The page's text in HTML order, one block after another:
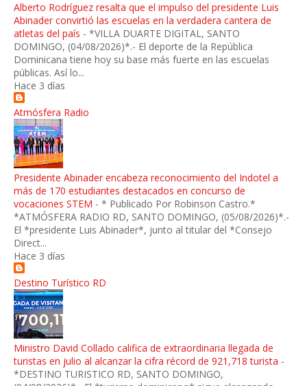
Alberto Rodríguez resalta que el impulso del presidente Luis
Abinader convirtió las escuelas en la verdadera cantera de
atletas del país - *VILLA DUARTE DIGITAL, SANTO
DOMINGO, (04/08/2026)*.- El deporte de la República
Dominicana tiene hoy su base más fuerte en las escuelas
públicas. Así lo...
Hace 3 días
Atmósfera Radio
Presidente Abinader encabeza reconocimiento del Indotel a
más de 170 estudiantes destacados en concurso de
vocaciones STEM - * Publicado Por Robinson Castro.*
*ATMÓSFERA RADIO RD, SANTO DOMINGO, (05/08/2026)*.-
El *presidente Luis Abinader*, junto al titular del *Consejo
Direct...
Hace 3 días
Destino Turístico RD
Ministro David Collado califica de extraordinaria llegada de
turistas en julio al alcanzar la cifra récord de 921,718 turista -
*DESTINO TURISTICO RD, SANTO DOMINGO,